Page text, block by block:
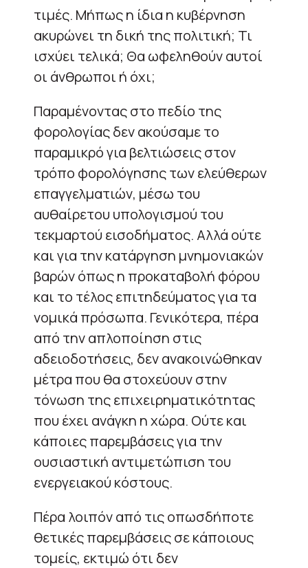
τιμές. Μήπως η ίδια η κυβέρνηση
ακυρώνει τη δική της πολιτική; Τι
ισχύει τελικά; Θα ωφεληθούν αυτοί
οι άνθρωποι ή όχι;
Παραμένοντας στο πεδίο της
φορολογίας δεν ακούσαμε το
παραμικρό για βελτιώσεις στον
τρόπο φορολόγησης των ελεύθερων
επαγγελματιών, μέσω του
αυθαίρετου υπολογισμού του
τεκμαρτού εισοδήματος. Αλλά ούτε
και για την κατάργηση μνημονιακών
βαρών όπως η προκαταβολή φόρου
και το τέλος επιτηδεύματος για τα
νομικά πρόσωπα. Γενικότερα, πέρα
από την απλοποίηση στις
αδειοδοτήσεις, δεν ανακοινώθηκαν
μέτρα που θα στοχεύουν στην
τόνωση της επιχειρηματικότητας
που έχει ανάγκη η χώρα. Ούτε και
κάποιες παρεμβάσεις για την
ουσιαστική αντιμετώπιση του
ενεργειακού κόστους.
Πέρα λοιπόν από τις οπωσδήποτε
θετικές παρεμβάσεις σε κάποιους
τομείς, εκτιμώ ότι δεν